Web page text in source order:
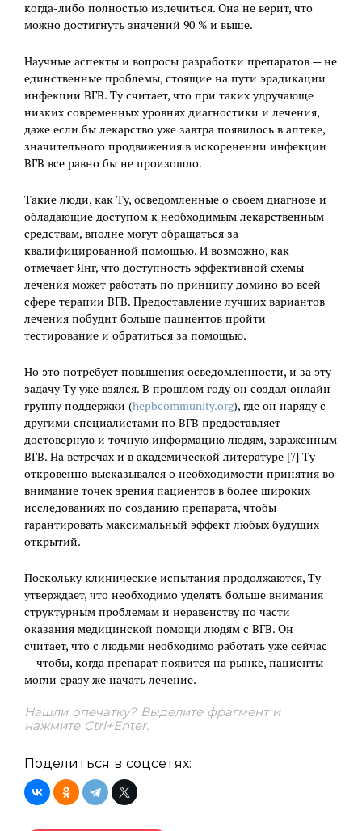
когда-либо полностью излечиться. Она не верит, что
можно достигнуть значений 90 % и выше.
Научные аспекты и вопросы разработки препаратов — не
единственные проблемы, стоящие на пути эрадикации
инфекции ВГВ. Ту считает, что при таких удручающе
низких современных уровнях диагностики и лечения,
даже если бы лекарство уже завтра появилось в аптеке,
значительного продвижения в искоренении инфекции
ВГВ все равно бы не произошло.
Такие люди, как Ту, осведомленные о своем диагнозе и
обладающие доступом к необходимым лекарственным
средствам, вполне могут обращаться за
квалифицированной помощью. И возможно, как
отмечает Янг, что доступность эффективной схемы
лечения может работать по принципу домино во всей
сфере терапии ВГВ. Предоставление лучших вариантов
лечения побудит больше пациентов пройти
тестирование и обратиться за помощью.
Но это потребует повышения осведомленности, и за эту
задачу Ту уже взялся. В прошлом году он создал онлайн-
группу поддержки (hepbcommunity.org), где он наряду с
другими специалистами по ВГВ предоставляет
достоверную и точную информацию людям, зараженным
ВГВ. На встречах и в академической литературе [7] Ту
откровенно высказывался о необходимости принятия во
внимание точек зрения пациентов в более широких
исследованиях по созданию препарата, чтобы
гарантировать максимальный эффект любых будущих
открытий.
Поскольку клинические испытания продолжаются, Ту
утверждает, что необходимо уделять больше внимания
структурным проблемам и неравенству по части
оказания медицинской помощи людям с ВГВ. Он
считает, что с людьми необходимо работать уже сейчас
— чтобы, когда препарат появится на рынке, пациенты
могли сразу же начать лечение.
Нашли опечатку? Выделите фрагмент и
нажмите Ctrl+Enter.
Поделиться в соцсетях: